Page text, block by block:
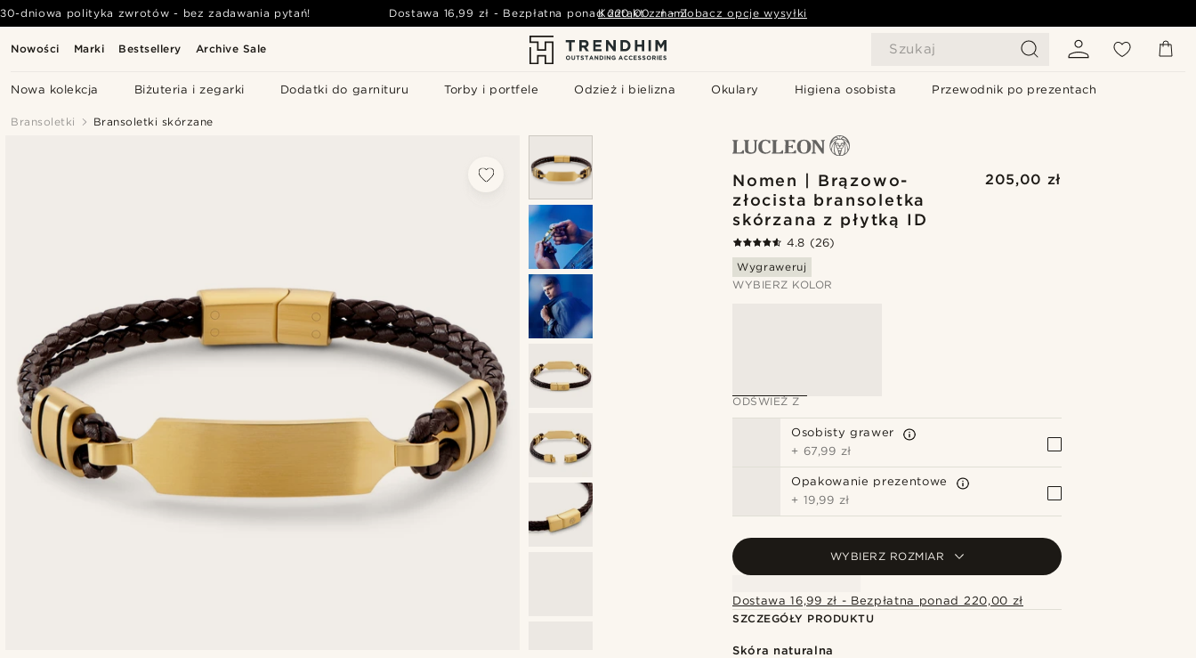
Nowości Marki Bestsellery Archive Sale Szukaj
Nowa kolekcja Biżuteria i zegarki Dodatki do garnituru Torby i portfele Odzież i bielizna Okulary Higiena osobista Przewodnik po prezentach
30-dniowa polityka zwrotów - bez zadawania pytań! Dostawa 16,99 zł - Bezpłatna ponad 220,00 zł - Zobacz opcje wysyłki
Kontakt z nami
Bransoletki Bransoletki skórzane
Nomen | Brązowo-
złocista bransoletka
skórzana z płytką ID
205,00 zł
4.8 (26)
Wygraweruj
WYBIERZ KOLOR
ODŚWIEŻ Z
Osobisty grawer
+ 67,99 zł
Opakowanie prezentowe
+ 19,99 zł
WYBIERZ ROZMIAR
Dostawa 16,99 zł - Bezpłatna ponad 220,00 zł
SZCZEGÓŁY PRODUKTU
Skóra naturalna